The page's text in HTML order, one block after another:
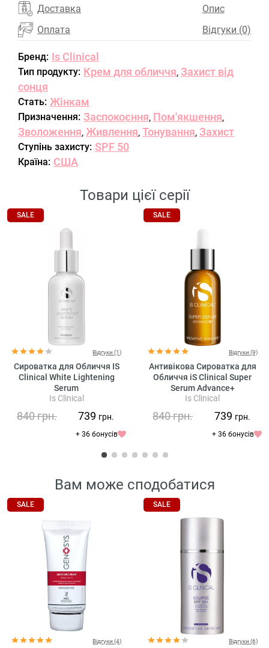
Доставка
Оплата
Опис
Відгуки (0)
Бренд: Is Clinical
Тип продукту: Крем для обличчя, Захист від
сонця
Стать: Жінкам
Призначення: Заспокоєння, Пом'якшення,
Зволоження, Живлення, Тонування, Захист
Ступінь захисту: SPF 50
Країна: США
Товари цієї серії
SALE
Відгуки (1)
Сироватка для Обличчя IS
Clinical White Lightening
Serum
Is Clinical
840грн. 739 грн.
+ 36 бонусів
SALE
Відгуки (9)
Антивікова Сироватка для
Обличчя iS Clinical Super
Serum Advance+
Is Clinical
840грн. 739 грн.
+ 36 бонусів
Вам може сподобатися
SALE
Відгуки (4)
SALE
Відгуки (6)